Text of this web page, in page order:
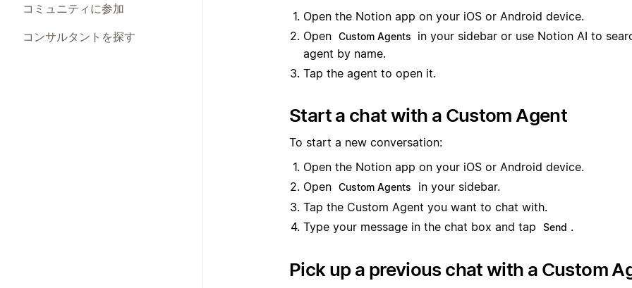
コミュニティに参加
コンサルタントを探す
Open the Notion app on your iOS or Android device.
Open Custom Agents
in your sidebar or use Notion AI to
agent by name.
Tap the agent to open it.
Start a chat with a Custom Agent
To start a new conversation:
Open the Notion app on your iOS or Android device.
Open Custom Agents
in your sidebar.
Tap the Custom Agent you want to chat with.
Type your message in the chat box and tap
Send .
Pick up a previous chat with a Custom